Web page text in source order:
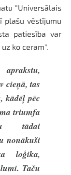
"Universālais
plašu vēstījumu
patiesība var
ko ceram".
cieņā, tas
kādēļ pēc
triumfa
tādai
nonākuši
loģika,
Taču